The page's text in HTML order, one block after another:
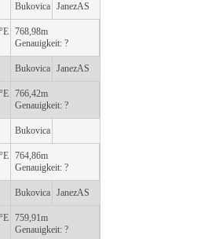
Bukovica JanezAS
768,98m
Genauigkeit: ?
Bukovica JanezAS
766,42m
Genauigkeit: ?
Bukovica
764,86m
Genauigkeit: ?
Bukovica JanezAS
759,91m
Genauigkeit: ?